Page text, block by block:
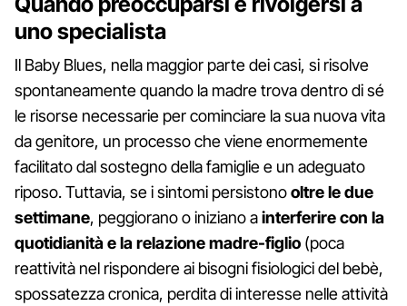
uno specialista
Il Baby Blues, nella maggior parte dei casi, si risolve
spontaneamente quando la madre trova dentro di sé
le risorse necessarie per cominciare la sua nuova vita
da genitore, un processo che viene enormemente
facilitato dal sostegno della famiglie e un adeguato
riposo. Tuttavia, se i sintomi persistonooltre le due
settimane, peggiorano o iniziano ainterferire con la
quotidianità e la relazione madre-figlio (poca
reattività nel rispondere ai bisogni fisiologici del bebè,
spossatezza cronica, perdita di interesse nelle attività